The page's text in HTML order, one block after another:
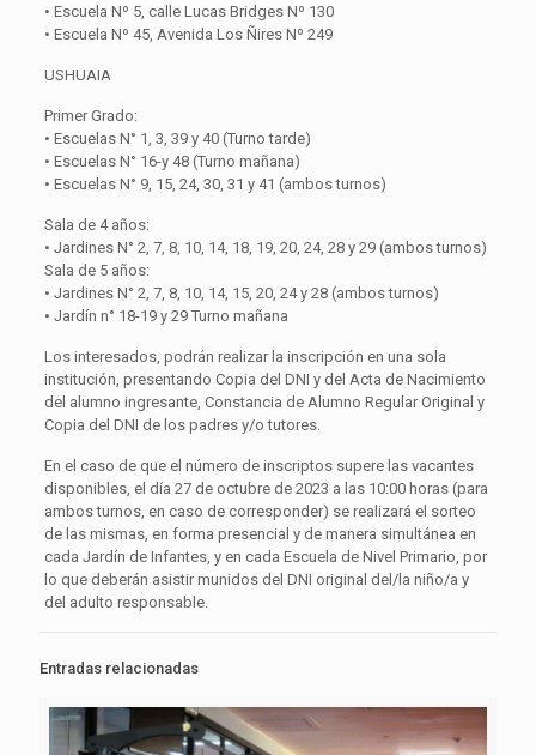
• Escuela Nº 5, calle Lucas Bridges Nº 130
• Escuela Nº 45, Avenida Los Ñires Nº 249
USHUAIA
Primer Grado:
• Escuelas N° 1, 3, 39 y 40 (Turno tarde)
• Escuelas N° 16-y 48 (Turno mañana)
• Escuelas N° 9, 15, 24, 30, 31 y 41 (ambos turnos)
Sala de 4 años:
• Jardines N° 2, 7, 8, 10, 14, 18, 19, 20, 24, 28 y 29 (ambos turnos)
Sala de 5 años:
• Jardines N° 2, 7, 8, 10, 14, 15, 20, 24 y 28 (ambos turnos)
• Jardín n° 18-19 y 29 Turno mañana
Los interesados, podrán realizar la inscripción en una sola
institución, presentando Copia del DNI y del Acta de Nacimiento
del alumno ingresante, Constancia de Alumno Regular Original y
Copia del DNI de los padres y/o tutores.
En el caso de que el número de inscriptos supere las vacantes
disponibles, el día 27 de octubre de 2023 a las 10:00 horas (para
ambos turnos, en caso de corresponder) se realizará el sorteo
de las mismas, en forma presencial y de manera simultánea en
cada Jardín de Infantes, y en cada Escuela de Nivel Primario, por
lo que deberán asistir munidos del DNI original del/la niño/a y
del adulto responsable.
Entradas relacionadas